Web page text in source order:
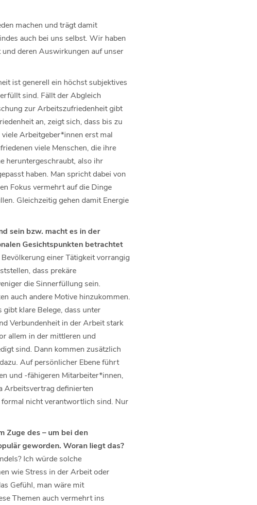
machen und trägt damit
auch bei uns selbst. Wir haben
deren Auswirkungen auf unser
ist generell ein höchst subjektives
sind. Fällt der Abgleich
zur Arbeitszufriedenheit gibt
an, zeigt sich, dass bis zu
Arbeitgeber*innen erst mal
viele Menschen, die ihre
heruntergeschraubt, also ihr
haben. Man spricht dabei von
Fokus vermehrt auf die Dinge
Gleichzeitig gehen damit Energie
sein bzw. macht es in der
Gesichtspunkten betrachtet
einer Tätigkeit vorrangig
dass prekäre
die Sinnerfüllung sein.
auch andere Motive hinzukommen.
klare Belege, dass unter
Verbundenheit in der Arbeit stark
allem in der mittleren und
sind. Dann kommen zusätzlich
Auf persönlicher Ebene führt
und -fähigeren Mitarbeiter*innen,
Arbeitsvertrag definierten
nicht verantwortlich sind. Nur
Zuge des – um bei den
geworden. Woran liegt das?
Ich würde solche
wie Stress in der Arbeit oder
Gefühl, man wäre mit
Themen auch vermehrt ins